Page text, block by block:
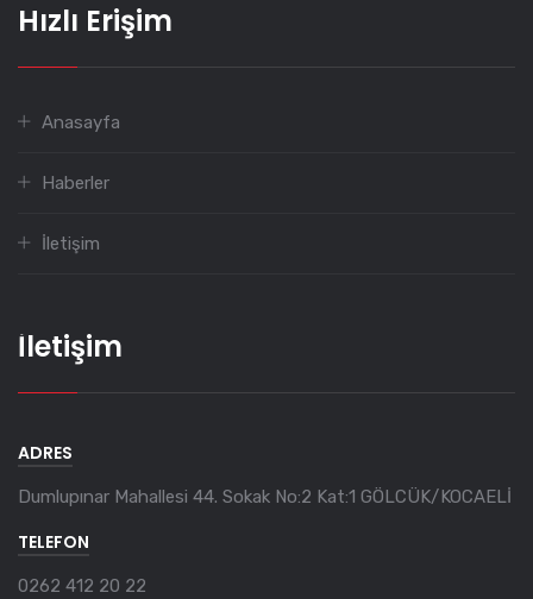
Hızlı Erişim
Anasayfa
Haberler
İletişim
İletişim
ADRES
Dumlupınar Mahallesi 44. Sokak No:2 Kat:1 GÖLCÜK/KOCAELİ
TELEFON
0262 412 20 22